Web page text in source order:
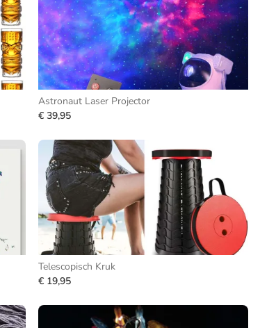
Astronaut Laser Projector
€ 39,95
Telescopisch Kruk
€ 19,95